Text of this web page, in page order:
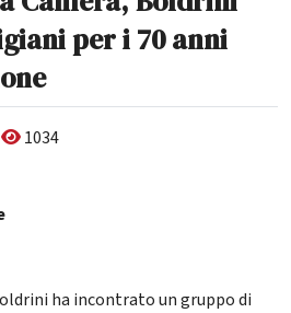
per i 70 anni
1034
ha incontrato un gruppo di